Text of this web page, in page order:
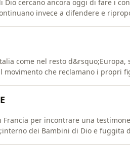
Dio cercano ancora oggi di fare i
invece a difendere e
come nel resto d&rsquo;Europa,
che reclamano i propri
per incontrare una
dei Bambini di Dio e fuggita